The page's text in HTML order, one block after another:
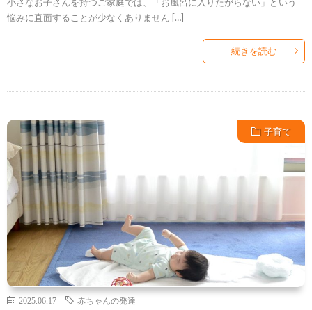
悩みに直面することが少なくありません […]
続きを読む
子育て
2025.06.17 赤ちゃんの発達